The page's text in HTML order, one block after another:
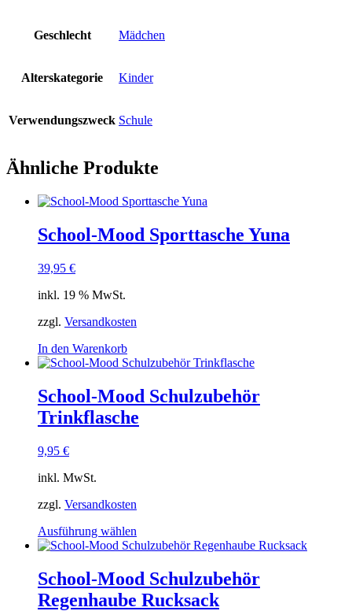
Geschlecht Mädchen
Alterskategorie Kinder
Verwendungszweck Schule
Ähnliche Produkte
School-Mood Sporttasche Yuna
39,95 €
inkl. 19 % MwSt.
zzgl. Versandkosten
In den Warenkorb
School-Mood Schulzubehör
Trinkflasche
9,95 €
inkl. MwSt.
zzgl. Versandkosten
Ausführung wählen
Produkt
mehrere
Varianten
auf.
School-Mood Schulzubehör
Regenhaube Rucksack